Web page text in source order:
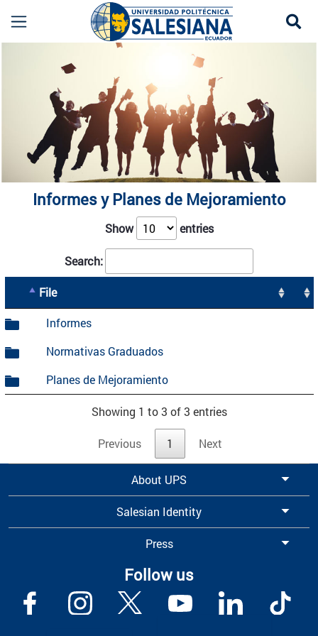
Informes y Planes de Mejoramiento UPS
Informes y Planes de Mejoramiento
Show entries
Search:
File
Informes
Normativas Graduados
Planes de Mejoramiento
Showing 1 to 3 of 3 entries
Previous 1 Next
About UPS
Salesian Identity
Press
Follow us